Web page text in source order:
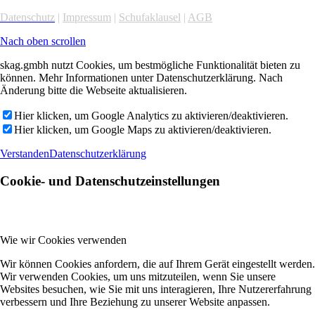
Datenschutz | Impressum | Schufaklausel | AGB
Nach oben scrollen
skag.gmbh nutzt Cookies, um bestmögliche Funktionalität bieten zu
können. Mehr Informationen unter Datenschutzerklärung. Nach
Änderung bitte die Webseite aktualisieren.
Hier klicken, um Google Analytics zu aktivieren/deaktivieren.
Hier klicken, um Google Maps zu aktivieren/deaktivieren.
VerstandenDatenschutzerklärung
Cookie- und Datenschutzeinstellungen
Wie wir Cookies verwenden
Wir können Cookies anfordern, die auf Ihrem Gerät eingestellt werden.
Wir verwenden Cookies, um uns mitzuteilen, wenn Sie unsere
Websites besuchen, wie Sie mit uns interagieren, Ihre Nutzererfahrung
verbessern und Ihre Beziehung zu unserer Website anpassen.